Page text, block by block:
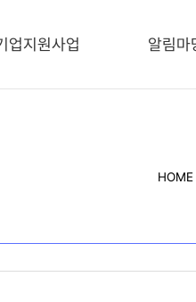
업지원사업 알림마
HOME